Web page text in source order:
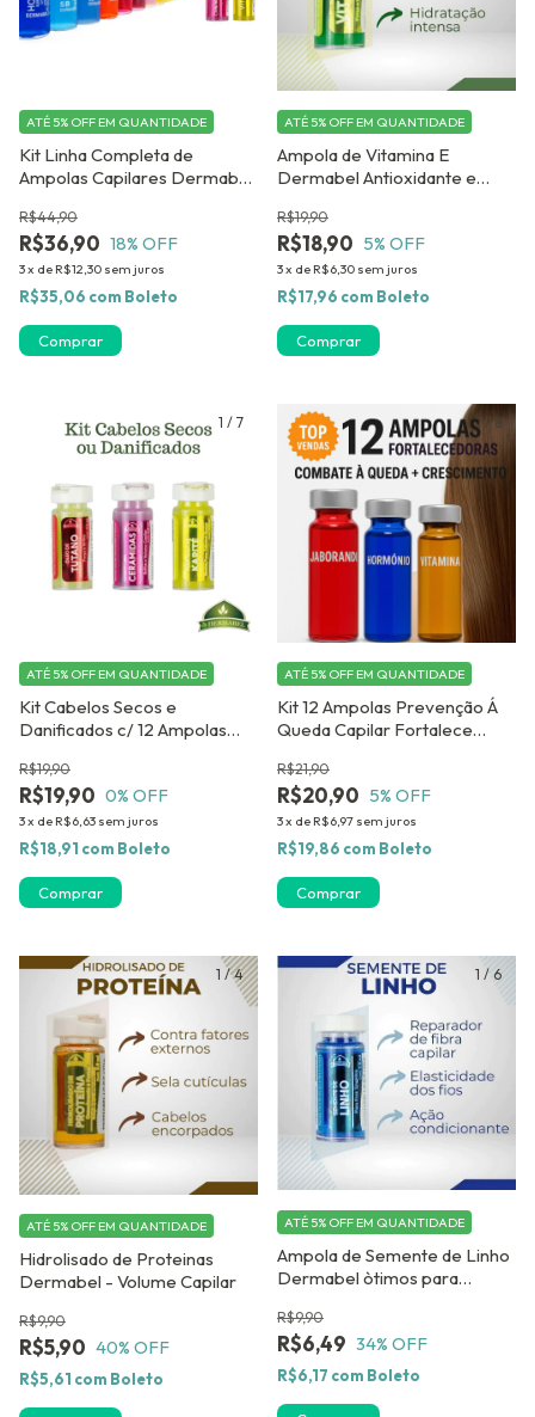
Kit Linha Completa de
Ampolas Capilares Dermabel
DUAS AMPOLAS DE BRINDE
!!
R$36,90
R$44,90
18% OFF
3x de R$12,30 sem juros
ATÉ 5% OFF EM QUANTIDADE
R$35,06 com Boleto
Ampola de Vitamina E
Dermabel Antioxidante e
12 unidades
R$18,90
R$19,90
5% OFF
3x de R$6,30 sem juros
ATÉ 5% OFF EM QUANTIDADE
R$17,96 com Boleto
1 / 7
Kit Cabelos Secos e
Danificados c/ 12 Ampolas
R$19,90
R$19,90
0% OFF
3x de R$6,63 sem juros
ATÉ 5% OFF EM QUANTIDADE
R$18,91 com Boleto
1/8
Kit 12 Ampolas Prevenção Á
Queda Capilar Fortalece
Antiqueda Dermabel
R$20,90
R$21,90
5% OFF
3x de R$6,97 sem juros
ATÉ 5% OFF EM QUANTIDADE
R$19,86 com Boleto
1 /4
Hidrolisado de Proteinas
Dermabel - Volume Capilar
R$5,90
R$9,90
40% OFF
ATÉ 5% OFF EM QUANTIDADE
R$5,61 com Boleto
1 / 6
Ampola de Semente de Linho
Dermabel òtimos para
R$6,49
R$9,90
34% OFF
ATÉ 5% OFF EM QUANTIDADE
R$6,17 com Boleto